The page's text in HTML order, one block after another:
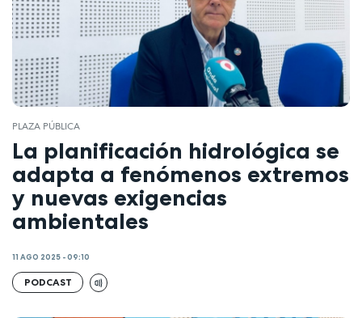
PLAZA PÚBLICA
La planificación hidrológica se
adapta a fenómenos extremos
y nuevas exigencias
ambientales
11 AGO 2025 - 09:10
PODCAST